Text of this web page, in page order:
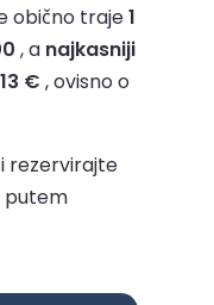
obično traje1
, a najkasniji
€ , ovisno o
rezervirajte
putem